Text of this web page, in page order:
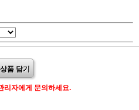
품 담기
리자에게 문의하세요.